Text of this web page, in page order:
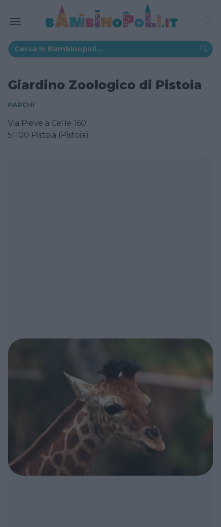
Giardino Zoologico di Pistoia
PARCHI
Via Pieve a Celle 160
51100 Pistoia (Pistoia)